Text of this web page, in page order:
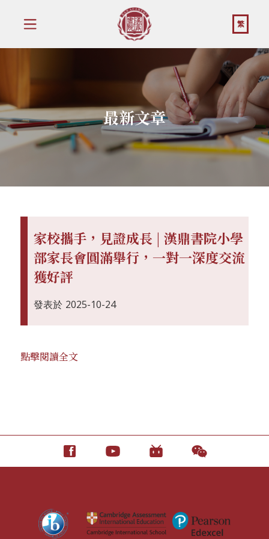
繁
最新文章
家校攜手，見證成長 | 漢鼎書院小學
部家長會圓滿舉行，一對一深度交流
獲好評
發表於 2025-10-24
點擊閱讀全文